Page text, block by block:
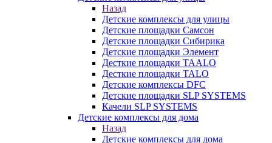
Назад
Детские комплексы для улицы
Детские площадки Самсон
Детские площадки Сибирика
Детские площадки Элемент
Десткие площадки TAALO
Десткие площадки TALO
Детские комплексы DFC
Детские площадки SLP SYSTEMS
Качели SLP SYSTEMS
Детские комплексы для дома
Назад
Детские комплексы для дома